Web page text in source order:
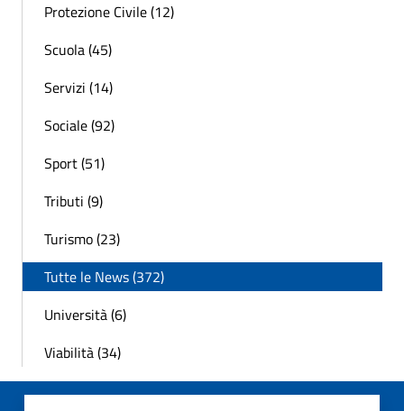
Protezione Civile (12)
Scuola (45)
Servizi (14)
Sociale (92)
Sport (51)
Tributi (9)
Turismo (23)
Tutte le News (372)
Università (6)
Viabilità (34)